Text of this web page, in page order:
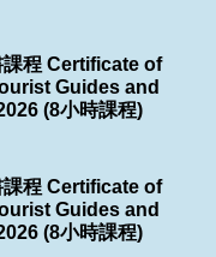
課程 Certificate of
Guides and
(8小時課程)
課程 Certificate of
Guides and
(8小時課程)